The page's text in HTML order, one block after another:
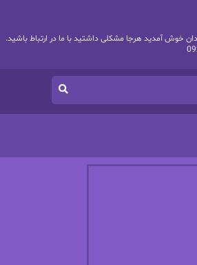
خوش آمدید هرجا مشکلی داشتید با ما در ارتباط باشید.